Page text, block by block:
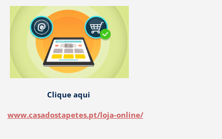
Clique aqui
www.casadostapetes.pt/loja-online/